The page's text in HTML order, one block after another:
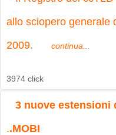
allo sciopero generale
2009.
continua...
3974 click
3 nuove estensioni
..MOBI